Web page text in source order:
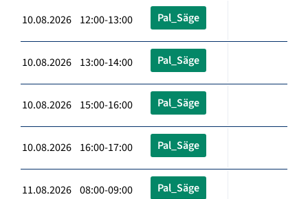
10.08.2026 12:00-13:00 Pal_Säge
10.08.2026 13:00-14:00 Pal_Säge
10.08.2026 15:00-16:00 Pal_Säge
10.08.2026 16:00-17:00 Pal_Säge
11.08.2026 08:00-09:00 Pal_Säge